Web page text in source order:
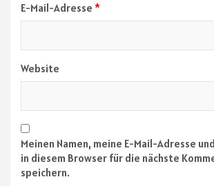
E-Mail-Adresse *
Website
Meinen Namen, meine E-Mail-Adresse
in diesem Browser für die nächste
speichern.